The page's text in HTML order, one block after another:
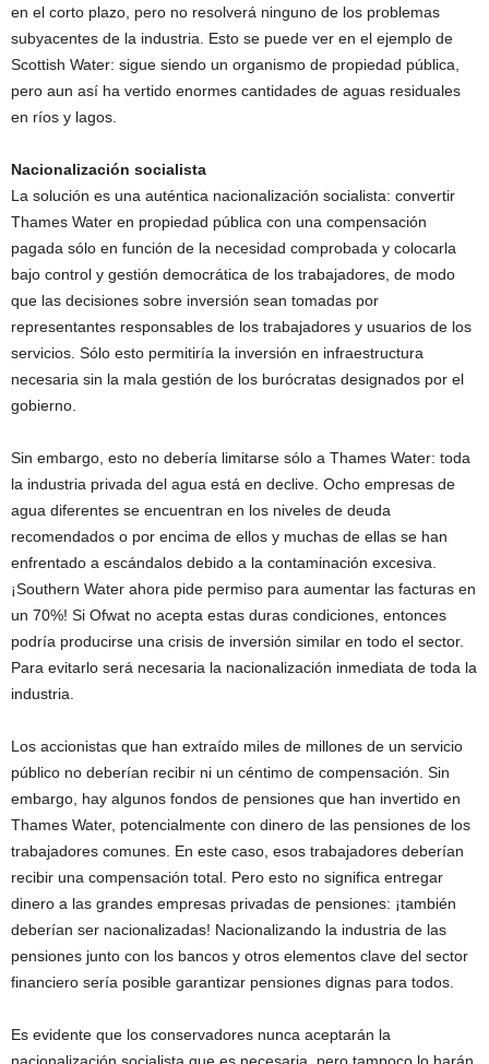
en el corto plazo, pero no resolverá ninguno de los problemas
subyacentes de la industria. Esto se puede ver en el ejemplo de
Scottish Water: sigue siendo un organismo de propiedad pública,
pero aun así ha vertido enormes cantidades de aguas residuales
en ríos y lagos.
Nacionalización socialista
La solución es una auténtica nacionalización socialista: convertir
Thames Water en propiedad pública con una compensación
pagada sólo en función de la necesidad comprobada y colocarla
bajo control y gestión democrática de los trabajadores, de modo
que las decisiones sobre inversión sean tomadas por
representantes responsables de los trabajadores y usuarios de los
servicios. Sólo esto permitiría la inversión en infraestructura
necesaria sin la mala gestión de los burócratas designados por el
gobierno.
Sin embargo, esto no debería limitarse sólo a Thames Water: toda
la industria privada del agua está en declive. Ocho empresas de
agua diferentes se encuentran en los niveles de deuda
recomendados o por encima de ellos y muchas de ellas se han
enfrentado a escándalos debido a la contaminación excesiva.
¡Southern Water ahora pide permiso para aumentar las facturas en
un 70%! Si Ofwat no acepta estas duras condiciones, entonces
podría producirse una crisis de inversión similar en todo el sector.
Para evitarlo será necesaria la nacionalización inmediata de toda la
industria.
Los accionistas que han extraído miles de millones de un servicio
público no deberían recibir ni un céntimo de compensación. Sin
embargo, hay algunos fondos de pensiones que han invertido en
Thames Water, potencialmente con dinero de las pensiones de los
trabajadores comunes. En este caso, esos trabajadores deberían
recibir una compensación total. Pero esto no significa entregar
dinero a las grandes empresas privadas de pensiones: ¡también
deberían ser nacionalizadas! Nacionalizando la industria de las
pensiones junto con los bancos y otros elementos clave del sector
financiero sería posible garantizar pensiones dignas para todos.
Es evidente que los conservadores nunca aceptarán la